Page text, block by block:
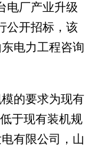
电厂产业升级
公开招标，该
电力工程咨询
的要求为现有
于现有装机规
有限公司，山